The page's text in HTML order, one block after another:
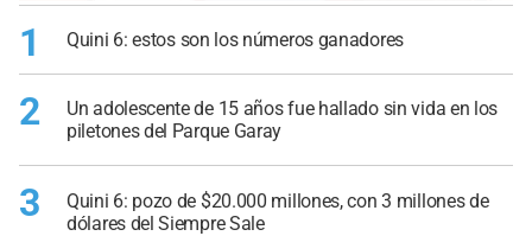
1 Quini 6: estos son los números ganadores
2
Un adolescente de 15 años fue hallado sin vida en los
piletones del Parque Garay
3
Quini 6: pozo de $20.000 millones, con 3 millones de
dólares del Siempre Sale